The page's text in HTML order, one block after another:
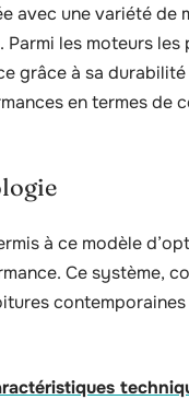
avec une variété de
. Parmi les moteurs
grâce à sa
en termes de
à ce modèle
Ce système,